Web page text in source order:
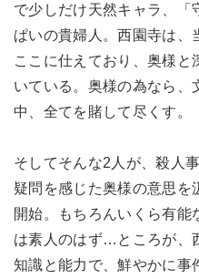
で少しだけ天然キャラ、「
ぱいの貴婦人。西園寺は、
ここに仕えており、奥様と
いている。奥様の為なら、
中、全てを賭して尽くす。
そしてそんな2人が、殺人
疑問を感じた奥様の意思を
開始。もちろんいくら有能
は素人のはず…ところが、
知識と能力で、鮮やかに事